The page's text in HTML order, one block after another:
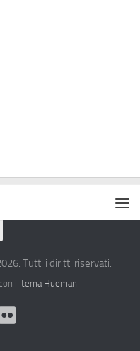
Tutti i diritti riservati.
il tema Hueman